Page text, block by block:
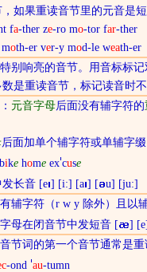
如果重读音节里的元音是
fa-ther ze-ro mo-tor far-ther
oth-er ver-y mod-le weath-er
别响亮的音节。用音标标
是重读音节，标记读音时不
元音字母后面没有辅字符的
后面加单个辅字符或单辅字
bike home ex cuse
发长音 [e ] [i:] [a ] [ u] [ju:]
辅字符 （r w y 除外）且以
母在闭音节中发短音 [ ]
节词的第一个音节通常是重
-ond au-tumn